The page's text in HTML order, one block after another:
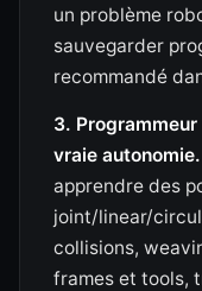
un problème
sauvegarder
recommandé
3.
vraie autonomie.
apprendre des
joint/linear/
collisions,
frames et tools,